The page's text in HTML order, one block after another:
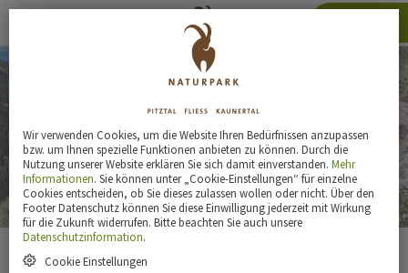
Wildbienenprojekt
22.08.2026
„Biodiversitätshotspot Kaunergrat – Wildbienen der
Wir verwenden Cookies, um die Website Ihren Bedürfnissen anzupassen
bzw. um Ihnen spezielle Funktionen anbieten zu können. Durch die
Nutzung unserer Website erklären Sie sich damit einverstanden. Mehr
Informationen. Sie können unter „Cookie-Einstellungen“ für einzelne
Cookies entscheiden, ob Sie dieses zulassen wollen oder nicht. Über den
Footer Datenschutz können Sie diese Einwilligung jederzeit mit Wirkung
für die Zukunft widerrufen. Bitte beachten Sie auch unsere
Datenschutzinformation.
Cookie Einstellungen